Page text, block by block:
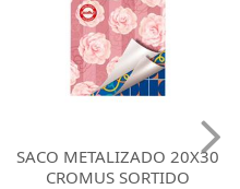
SACO METALIZADO 20X30
CROMUS SORTIDO